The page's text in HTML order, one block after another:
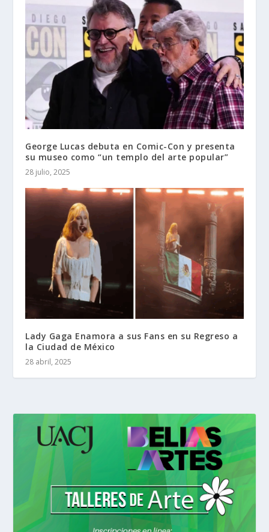
George Lucas debuta en Comic-Con y presenta
su museo como “un templo del arte popular”
28 julio, 2025
Lady Gaga Enamora a sus Fans en su Regreso a
la Ciudad de México
28 abril, 2025